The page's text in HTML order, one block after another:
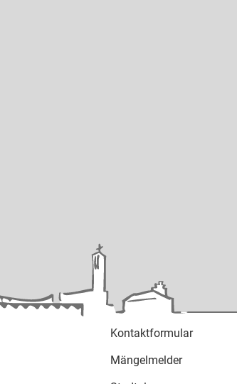
Kontaktformular
Mängelmelder